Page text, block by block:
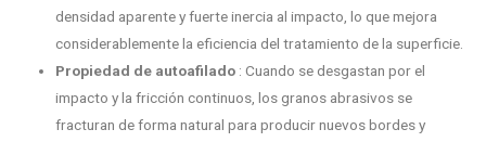
densidad aparente y fuerte inercia al impacto, lo que mejora
considerablemente la eficiencia del tratamiento de la superficie.
Propiedad de autoafilado : Cuando se desgastan por el
impacto y la fricción continuos, los granos abrasivos se
fracturan de forma natural para producir nuevos bordes y